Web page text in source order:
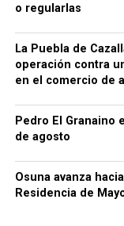
o regularlas
La Puebla de
operación contra
en el comercio de
Pedro El Granaino
de agosto
Osuna avanza
Residencia de